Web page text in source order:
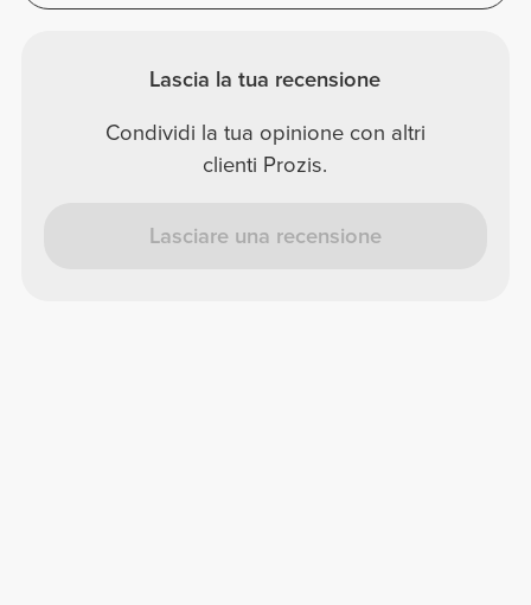
Lascia la tua recensione
Condividi la tua opinione con altri
clienti Prozis.
Lasciare una recensione